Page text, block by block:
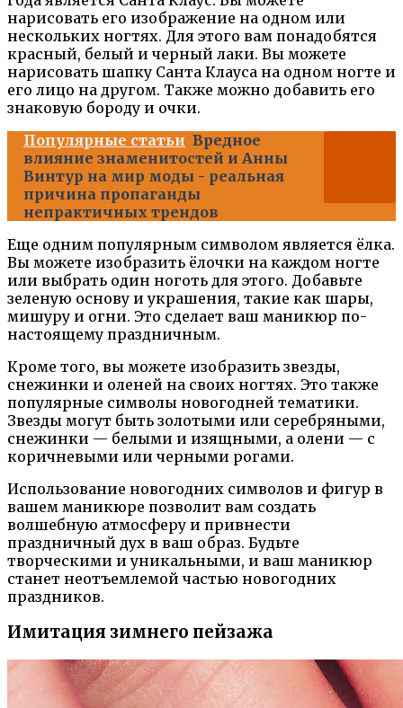
нарисовать его изображение на одном или
нескольких ногтях. Для этого вам понадобятся
красный, белый и черный лаки. Вы можете
нарисовать шапку Санта Клауса на одном ногте и
его лицо на другом. Также можно добавить его
знаковую бороду и очки.
Популярные статьи Вредное
влияние знаменитостей и Анны
Винтур на мир моды - реальная
причина пропаганды
непрактичных трендов
Еще одним популярным символом является ёлка.
Вы можете изобразить ёлочки на каждом ногте
или выбрать один ноготь для этого. Добавьте
зеленую основу и украшения, такие как шары,
мишуру и огни. Это сделает ваш маникюр по-
настоящему праздничным.
Кроме того, вы можете изобразить звезды,
снежинки и оленей на своих ногтях. Это также
популярные символы новогодней тематики.
Звезды могут быть золотыми или серебряными,
снежинки — белыми и изящными, а олени — с
коричневыми или черными рогами.
Использование новогодних символов и фигур в
вашем маникюре позволит вам создать
волшебную атмосферу и привнести
праздничный дух в ваш образ. Будьте
творческими и уникальными, и ваш маникюр
станет неотъемлемой частью новогодних
праздников.
Имитация зимнего пейзажа